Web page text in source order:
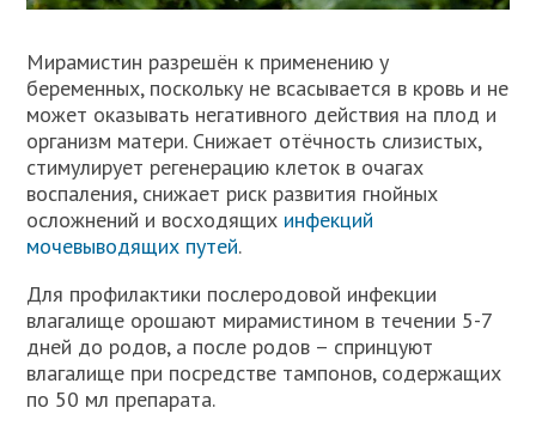
Мирамистин разрешён к применению у
беременных, поскольку не всасывается в кровь и не
может оказывать негативного действия на плод и
организм матери. Снижает отёчность слизистых,
стимулирует регенерацию клеток в очагах
воспаления, снижает риск развития гнойных
осложнений и восходящих инфекций
мочевыводящих путей.
Для профилактики послеродовой инфекции
влагалище орошают мирамистином в течении 5-7
дней до родов, а после родов – спринцуют
влагалище при посредстве тампонов, содержащих
по 50 мл препарата.